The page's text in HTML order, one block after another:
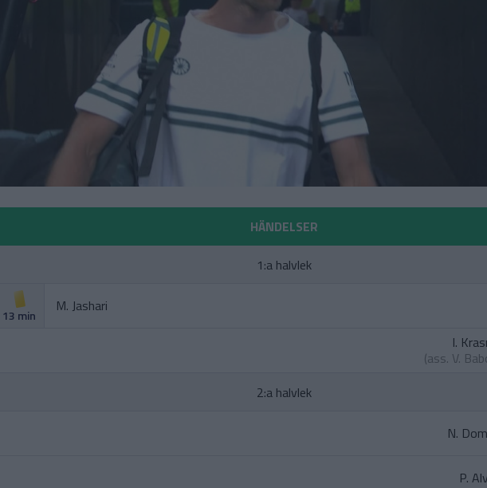
HÄNDELSER
1:a halvlek
13 min
M. Jashari
I.
(ass. V.
2:a halvlek
N.
P.